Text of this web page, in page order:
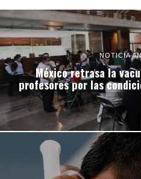
NOTICIA
México retrasa la
profesores por las